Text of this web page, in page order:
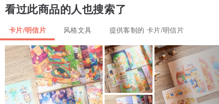
看过此商品的人也搜索了
卡片/明信片 风格文具 提供客制的 卡片/明信片